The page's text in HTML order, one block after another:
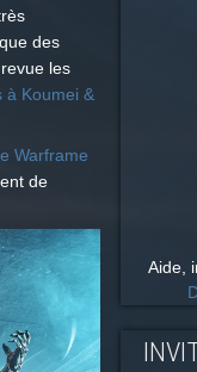
des
les
à Koumei &
Warframe
de
Aide,